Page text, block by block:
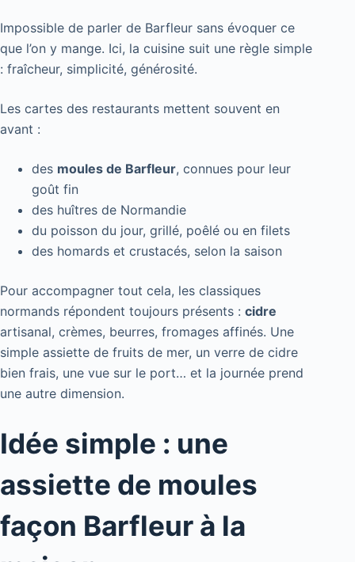
Impossible de parler de Barfleur sans évoquer ce
que l’on y mange. Ici, la cuisine suit une règle simple
: fraîcheur, simplicité, générosité.
Les cartes des restaurants mettent souvent en
avant :
des moules de Barfleur, connues pour leur
goût fin
des huîtres de Normandie
du poisson du jour, grillé, poêlé ou en filets
des homards et crustacés, selon la saison
Pour accompagner tout cela, les classiques
normands répondent toujours présents : cidre
artisanal, crèmes, beurres, fromages affinés. Une
simple assiette de fruits de mer, un verre de cidre
bien frais, une vue sur le port… et la journée prend
une autre dimension.
Idée simple : une
assiette de moules
façon Barfleur à la